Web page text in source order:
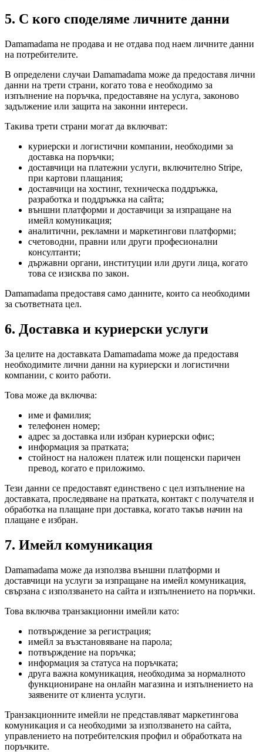
5. С кого споделяме личните данни
Damamadama не продава и не отдава под наем личните данни
на потребителите.
В определени случаи Damamadama може да предоставя лични
данни на трети страни, когато това е необходимо за
изпълнение на поръчка, предоставяне на услуга, законово
задължение или защита на законни интереси.
Такива трети страни могат да включват:
куриерски и логистични компании, необходими за
доставка на поръчки;
доставчици на платежни услуги, включително Stripe,
при картови плащания;
доставчици на хостинг, техническа поддръжка,
разработка и поддръжка на сайта;
външни платформи и доставчици за изпращане на
имейл комуникация;
аналитични, рекламни и маркетингови платформи;
счетоводни, правни или други професионални
консултанти;
държавни органи, институции или други лица, когато
това се изисква по закон.
Damamadama предоставя само данните, които са необходими
за съответната цел.
6. Доставка и куриерски услуги
За целите на доставката Damamadama може да предоставя
необходимите лични данни на куриерски и логистични
компании, с които работи.
Това може да включва:
име и фамилия;
телефонен номер;
адрес за доставка или избран куриерски офис;
информация за пратката;
стойност на наложен платеж или пощенски паричен
превод, когато е приложимо.
Тези данни се предоставят единствено с цел изпълнение на
доставката, проследяване на пратката, контакт с получателя и
обработка на плащане при доставка, когато такъв начин на
плащане е избран.
7. Имейл комуникация
Damamadama може да използва външни платформи и
доставчици на услуги за изпращане на имейл комуникация,
свързана с използването на сайта и изпълнението на поръчки.
Това включва транзакционни имейли като:
потвърждение за регистрация;
имейл за възстановяване на парола;
потвърждение на поръчка;
информация за статуса на поръчката;
друга важна комуникация, необходима за нормалното
функциониране на онлайн магазина и изпълнението на
заявените от клиента услуги.
Транзакционните имейли не представляват маркетингова
комуникация и са необходими за използването на сайта,
управлението на потребителския профил и обработката на
поръчките.